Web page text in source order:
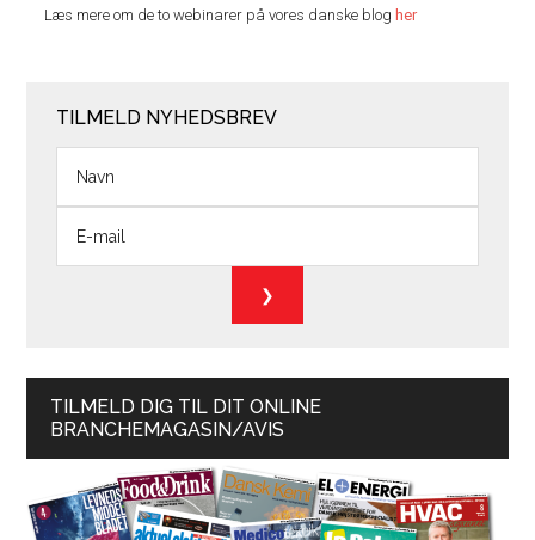
Læs mere om de to webinarer på vores danske blog her
TILMELD NYHEDSBREV
TILMELD DIG TIL DIT ONLINE
BRANCHEMAGASIN/AVIS